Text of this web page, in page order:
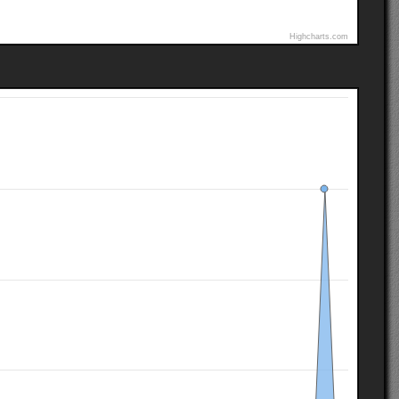
Highcharts.com